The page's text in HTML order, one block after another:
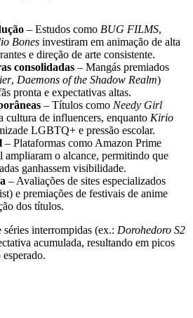
– Estudos como BUG FILMS,
Bones investiram em animação de alta
e direção de arte consistente.
consolidadas – Mangás premiados
, Daemons of the Shadow Realm)
pronta e expectativas altas.
– Títulos como Needy Girl
cultura de influencers, enquanto Kirio
LGBTQ+ e pressão escolar.
– Plataformas como Amazon Prime
o alcance, permitindo que
ganhassem visibilidade.
– Avaliações de sites especializados
e premiações de festivais de anime
dos títulos.
interrompidas (ex.: Dorohedoro S2
acumulada, resultando em picos